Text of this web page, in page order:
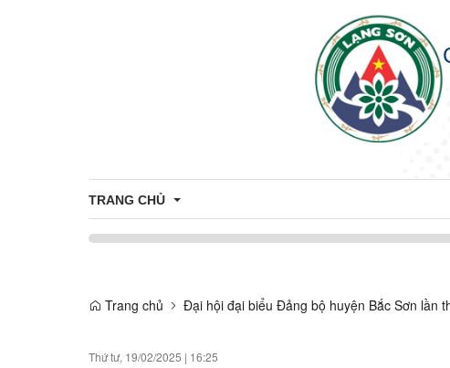
TRANG CHỦ
Trang chủ
Đại hội đại biểu Đảng bộ huyện Bắc Sơn lần
Thứ tư, 19/02/2025 | 16:25